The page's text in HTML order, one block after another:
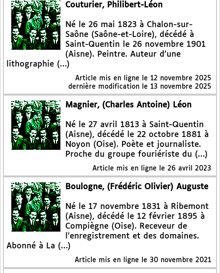
Couturier, Philibert-Léon
Né le 26 mai 1823 à Chalon-sur-
Saône (Saône-et-Loire), décédé à
Saint-Quentin le 26 novembre 1901
(Aisne). Peintre. Auteur d’une
lithographie (…)
Article mis en ligne le 12 novembre 2025
dernière modification le 13 novembre 2025
Magnier, (Charles Antoine) Léon
Né le 27 avril 1813 à Saint-Quentin
(Aisne), décédé le 22 octobre 1881 à
Noyon (Oise). Poète et journaliste.
Proche du groupe fouriériste du (…)
Article mis en ligne le 26 avril 2023
Boulogne, (Frédéric Olivier) Auguste
Né le 17 novembre 1831 à Ribemont
(Aisne), décédé le 12 février 1895 à
Compiègne (Oise). Receveur de
l’enregistrement et des domaines.
Abonné à La (…)
Article mis en ligne le 30 novembre 2021